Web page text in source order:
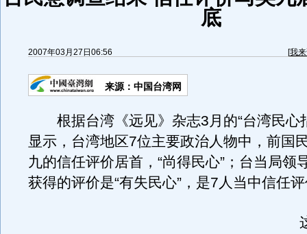
底
2007年03月27日06:56 [我
来源：中国台湾网
根据台湾《远见》杂志3月的“台湾民心
显示，台湾地区7位主要政治人物中，前国
九的信任评价居首，“尚得民心”；台当局领
获得的评价是“有失民心”，是7人当中信任
这